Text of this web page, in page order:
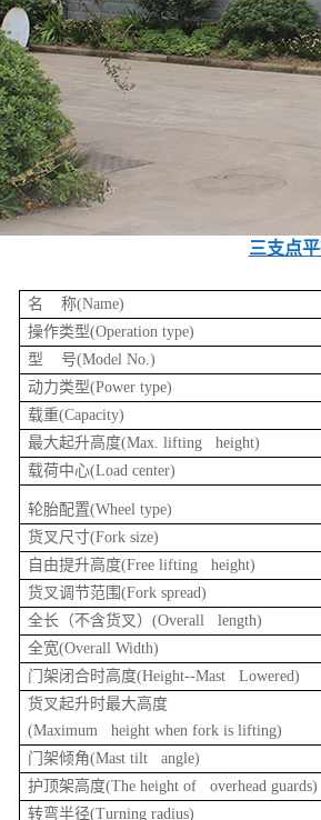
三支点
名 称(Name)
操作类型(Operation type)
型 号(Model No.)
动力类型(Power type)
载重(Capacity)
最大起升高度(Max. lifting height)
载荷中心(Load center)
轮胎配置(Wheel type)
货叉尺寸(Fork size)
自由提升高度(Free lifting height)
货叉调节范围(Fork spread)
全长（不含货叉）(Overall length)
全宽(Overall Width)
门架闭合时高度(Height--Mast Lowered)
货叉起升时最大高度
(Maximum height when fork is lifting)
门架倾角(Mast tilt angle)
护顶架高度(The height of overhead guards)
转弯半径(Turning radius)